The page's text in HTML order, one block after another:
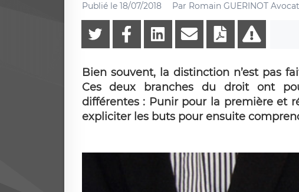
Publié le 18/07/2018 Par Romain GUERINOT
Bien souvent, la distinction n’est pas
Ces deux branches du droit ont
différentes : Punir pour la première et
expliciter les buts pour ensuite